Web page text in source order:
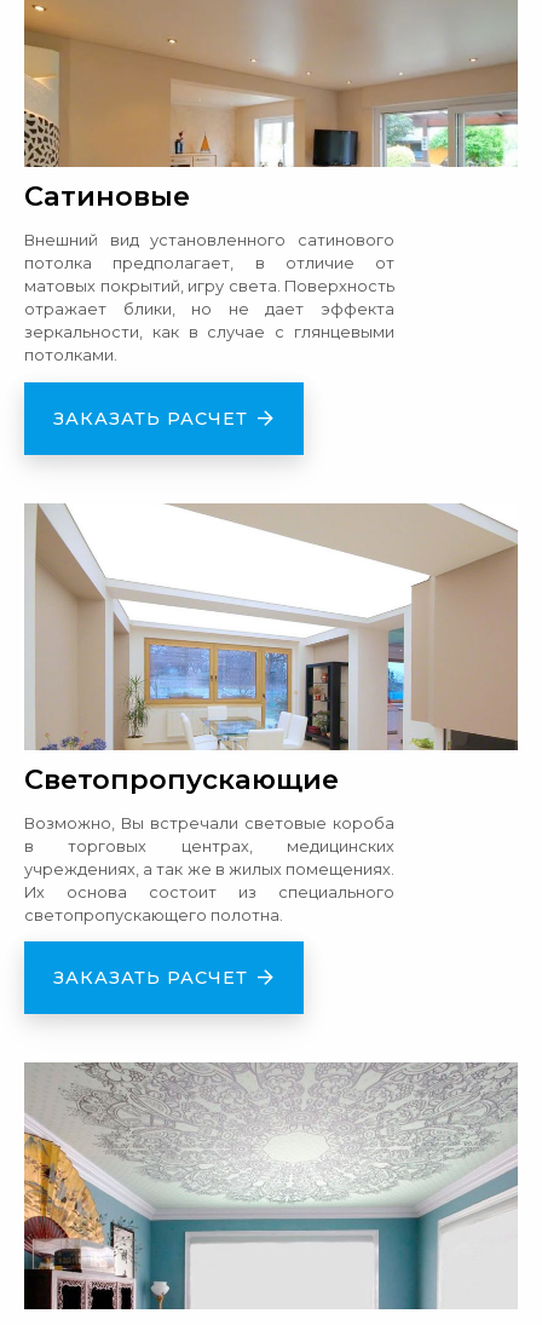
Сатиновые
Внешний вид установленного сатинового
потолка предполагает, в отличие от
матовых покрытий, игру света. Поверхность
отражает блики, но не дает эффекта
зеркальности, как в случае с глянцевыми
потолками.
ЗАКАЗАТЬ РАСЧЕТ
Светопропускающие
Возможно, Вы встречали световые короба
в торговых центрах, медицинских
учреждениях, а так же в жилых помещениях.
Их основа состоит из специального
светопропускающего полотна.
ЗАКАЗАТЬ РАСЧЕТ